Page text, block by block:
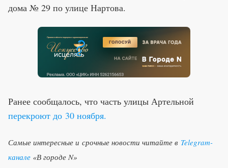
дома № 29 по улице Нартова.
Ранее сообщалось, что часть улицы Артельной
перекроют до 30 ноября.
Самые интересные и срочные новости читайте в Telegram-
канале «В городе N»